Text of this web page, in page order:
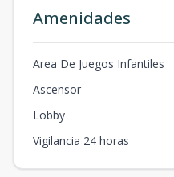
Amenidades
Area De Juegos Infantiles
Ascensor
Lobby
Vigilancia 24 horas